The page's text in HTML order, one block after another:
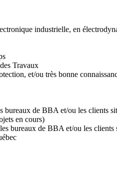
industrielle, en
Travaux
et/ou très bonne
de BBA et/ou les clients
en cours)
bureaux de BBA et/ou les clients